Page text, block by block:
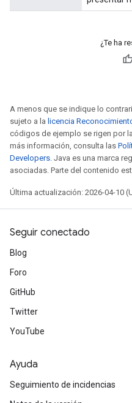
¿Te ha
A menos que se indique lo
sujeto a la licencia
códigos de ejemplo se rigen por la
más información, consulta las
Developers. Java es una marca
asociadas. Parte del contenido
Última actualización: 2026-04-10
Seguir conectado
Blog
Foro
GitHub
Twitter
YouTube
Ayuda
Seguimiento de incidencias